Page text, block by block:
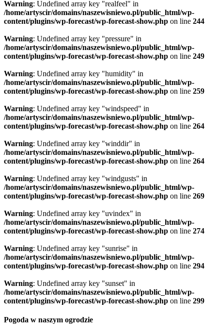
Warning: Undefined array key "realfeel" in
/home/artyscir/domains/naszewisniewo.pl/public_html/wp-
content/plugins/wp-forecast/wp-forecast-show.php on line 244
Warning: Undefined array key "pressure" in
/home/artyscir/domains/naszewisniewo.pl/public_html/wp-
content/plugins/wp-forecast/wp-forecast-show.php on line 249
Warning: Undefined array key "humidity" in
/home/artyscir/domains/naszewisniewo.pl/public_html/wp-
content/plugins/wp-forecast/wp-forecast-show.php on line 259
Warning: Undefined array key "windspeed" in
/home/artyscir/domains/naszewisniewo.pl/public_html/wp-
content/plugins/wp-forecast/wp-forecast-show.php on line 264
Warning: Undefined array key "winddir" in
/home/artyscir/domains/naszewisniewo.pl/public_html/wp-
content/plugins/wp-forecast/wp-forecast-show.php on line 264
Warning: Undefined array key "windgusts" in
/home/artyscir/domains/naszewisniewo.pl/public_html/wp-
content/plugins/wp-forecast/wp-forecast-show.php on line 269
Warning: Undefined array key "uvindex" in
/home/artyscir/domains/naszewisniewo.pl/public_html/wp-
content/plugins/wp-forecast/wp-forecast-show.php on line 274
Warning: Undefined array key "sunrise" in
/home/artyscir/domains/naszewisniewo.pl/public_html/wp-
content/plugins/wp-forecast/wp-forecast-show.php on line 294
Warning: Undefined array key "sunset" in
/home/artyscir/domains/naszewisniewo.pl/public_html/wp-
content/plugins/wp-forecast/wp-forecast-show.php on line 299
Pogoda w naszym ogrodzie